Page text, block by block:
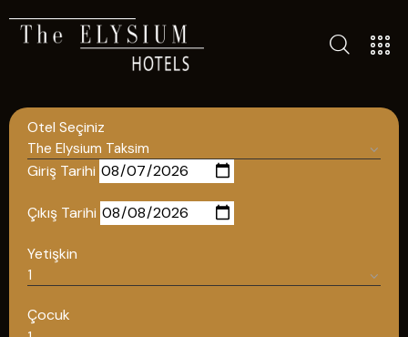
Otel Seçiniz
Giriş Tarihi
Çıkış Tarihi
Yetişkin
Çocuk
TÜM OTELLERIMIZ
POLITIKALAR
GIZLILIK POLITIKASI
Türkçe